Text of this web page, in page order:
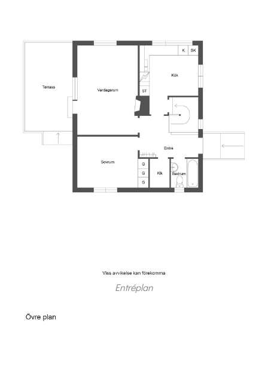
Entréplan